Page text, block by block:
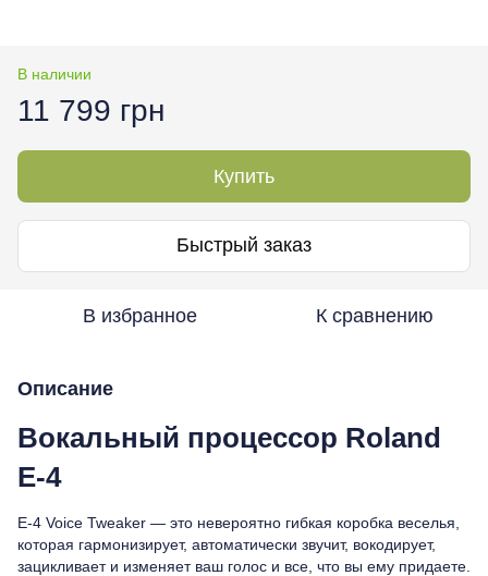
В наличии
11 799 грн
Купить
Быстрый заказ
В избранное К сравнению
Описание
Вокальный процессор Roland
E-4
E-4 Voice Tweaker — это невероятно гибкая коробка веселья,
которая гармонизирует, автоматически звучит, вокодирует,
зацикливает и изменяет ваш голос и все, что вы ему придаете.